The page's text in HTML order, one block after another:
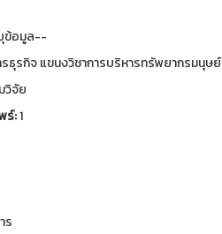
ข้อมูล--
รธุรกิจ แขนงวิชาการบริหารทรัพยากรมนุษย์
วิจัย
ร์:1
ร